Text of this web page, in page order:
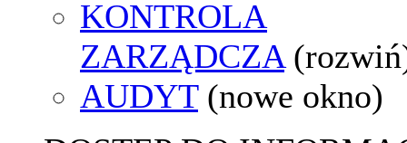
KONTROLA
ZARZĄDCZA
AUDYT (nowe okno)